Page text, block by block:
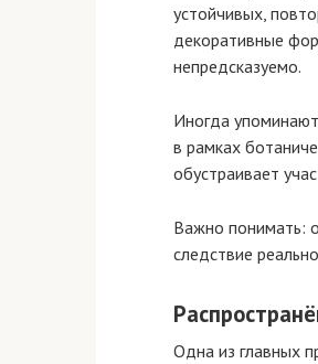
устойчивых,
декоративные
непредсказуемо.
Иногда
в рамках
обустраивает
Важно понимать:
следствие
Одна из главных